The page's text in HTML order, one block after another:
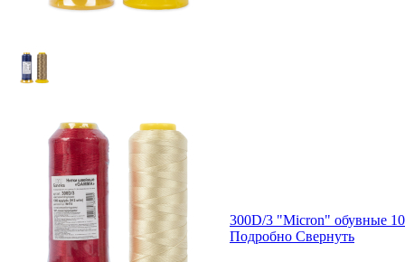
300D/3 "Micron" обувные
Подробно Свернуть